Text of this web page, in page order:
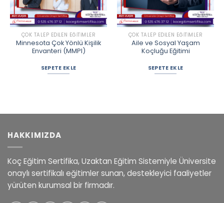
ÇOK TALEP EDILEN EĞITIMLER
Minnesota Çok Yönlü Kişilik
Envanteri (MMPI)
SEPETE EKLE
ÇOK TALEP EDILEN EĞITIMLER
Aile ve Sosyal Yaşam
Koçluğu Eğitimi
SEPETE EKLE
HAKKIMIZDA
Koç Eğitim Sertifika, Uzaktan Eğitim Sistemiyle Üniversite
onaylı sertifikalı eğitimler sunan, destekleyici faaliyetler
yürüten kurumsal bir firmadır.